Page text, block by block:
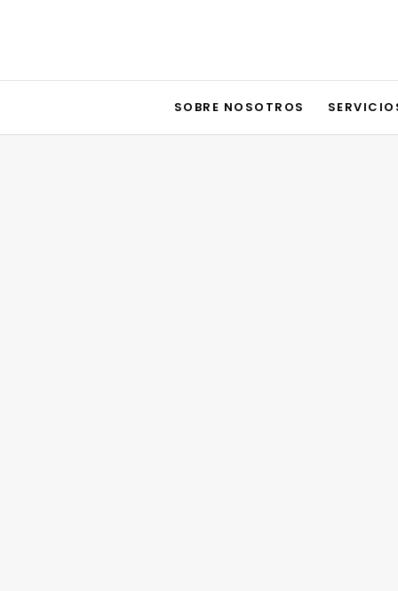
SOBRE NOSOTROS